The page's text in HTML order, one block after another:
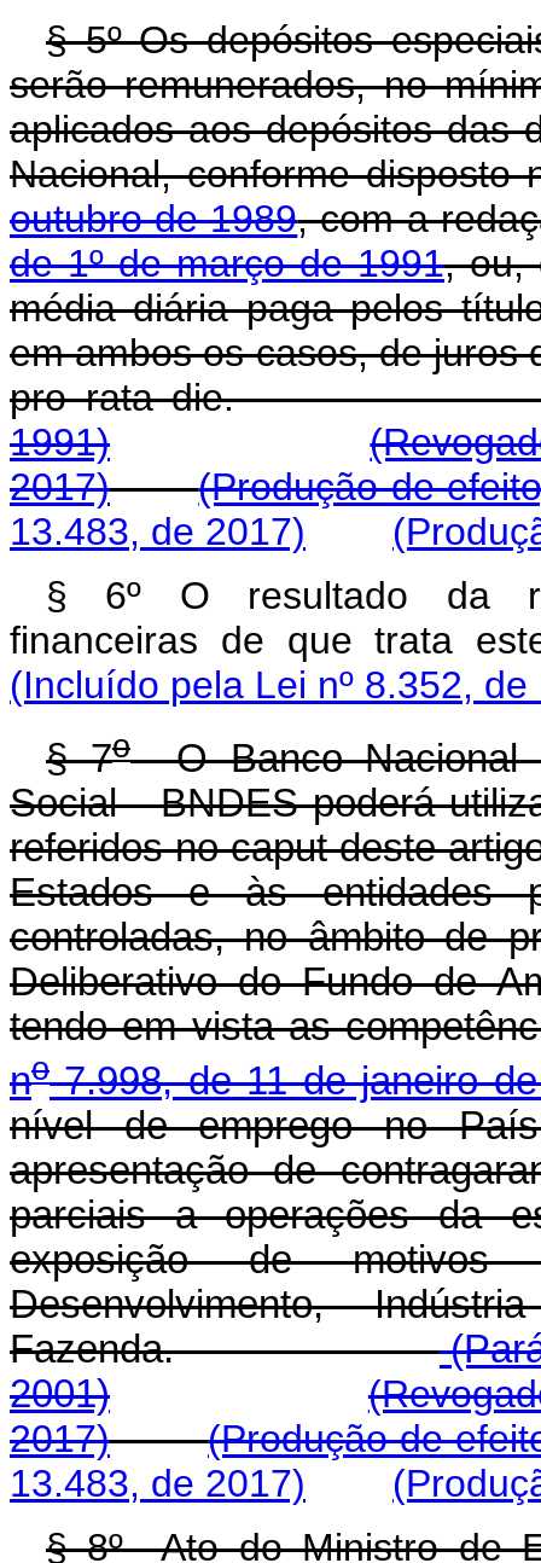
§ 5º Os depósitos
serão remunerados, no
aplicados aos depósitos das
Nacional, conforme disposto
outubro de 1989, com a
de 1º de março de 1991, ou,
média diária paga pelos
em ambos os casos, de juros
pro rata
1991)
2017)
(Produção de
13.483, de 2017)
§ 6º O resultado da
financeiras de que trata
(Incluído pela Lei nº 8.352, de
§ 7oO Banco Nacional
Social - BNDES poderá
referidos no caput deste
Estados e às entidades
controladas, no âmbito de
Deliberativo do Fundo de
tendo em vista as
no7.998, de 11 de janeiro
nível de emprego no
apresentação de
parciais a operações da
exposição de motivos
Desenvolvimento,
Fazenda.
2001)
2017)
(Produção de
13.483, de 2017)
§ 8º Ato do Ministro de